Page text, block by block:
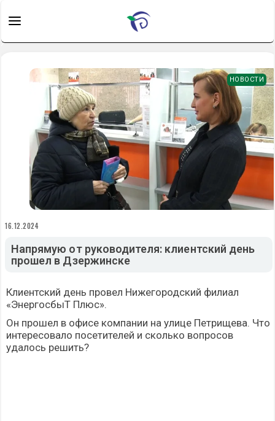
НОВОСТИ
16.12.2024
Напрямую от руководителя: клиентский день
прошел в Дзержинске
Клиентский день провел Нижегородский филиал
«ЭнергосбыТ Плюс».
Он прошел в офисе компании на улице Петрищева. Что
интересовало посетителей и сколько вопросов
удалось решить?